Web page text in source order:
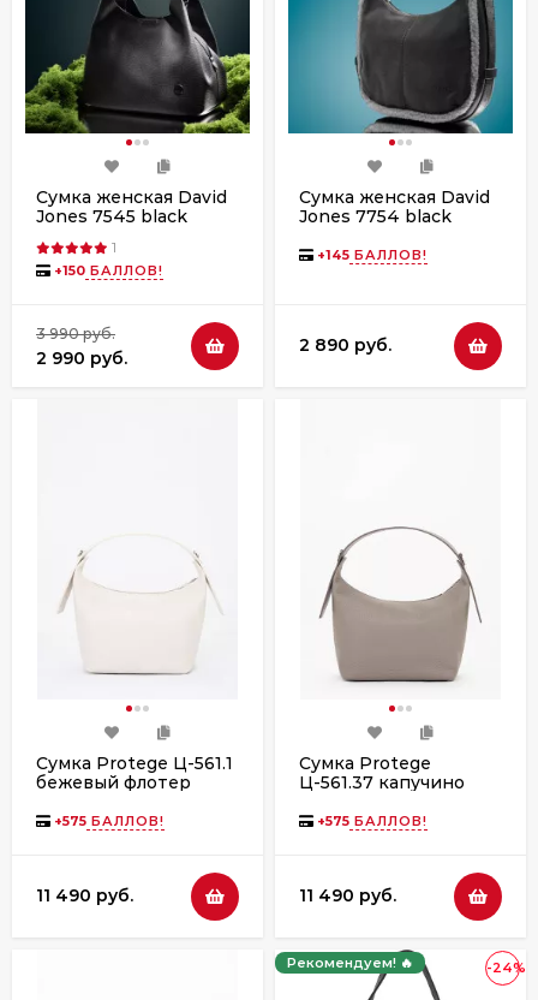
Cумка женская David
Jones 7545 black
1
+150 БАЛЛОВ!
3 990 руб.
2 990 руб.
Сумка женская David
Jones 7754 black
+145 БАЛЛОВ!
2 890 руб.
Сумка Protege Ц-561.1
бежевый флотер
+575 БАЛЛОВ!
11 490 руб.
Сумка Protege
Ц-561.37 капучино
+575 БАЛЛОВ!
11 490 руб.
-24%
Рекомендуем! 🔥